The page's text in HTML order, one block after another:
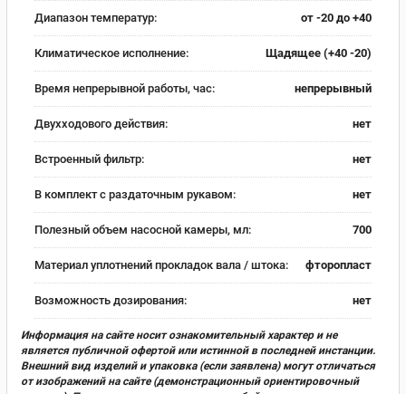
Диапазон температур: от -20 до +40
Климатическое исполнение: Щадящее (+40 -20)
Время непрерывной работы, час: непрерывный
Двухходового действия: нет
Встроенный фильтр: нет
В комплект с раздаточным рукавом: нет
Полезный объем насосной камеры, мл: 700
Материал уплотнений прокладок вала / штока: фторопласт
Возможность дозирования: нет
Информация на сайте носит ознакомительный характер и не
является публичной офертой или истинной в последней инстанции.
Внешний вид изделий и упаковка (если заявлена) могут отличаться
от изображений на сайте (демонстрационный ориентировочный